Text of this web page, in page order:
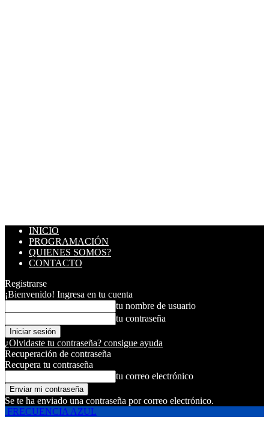
INICIO
PROGRAMACIÓN
QUIENES SOMOS?
CONTACTO
Registrarse
¡Bienvenido! Ingresa en tu cuenta
tu nombre de usuario
tu contraseña
¿Olvidaste tu contraseña? consigue ayuda
Recuperación de contraseña
Recupera tu contraseña
tu correo electrónico
Se te ha enviado una contraseña por correo electrónico.
FRECUENCIA AZUL